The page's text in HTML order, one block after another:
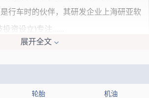
是行车时的伙伴，其研发企业上海研亚软
资设立)专注......
展开全文
轮胎 机油